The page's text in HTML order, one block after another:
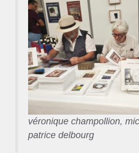
véronique champollion,
patrice delbourg